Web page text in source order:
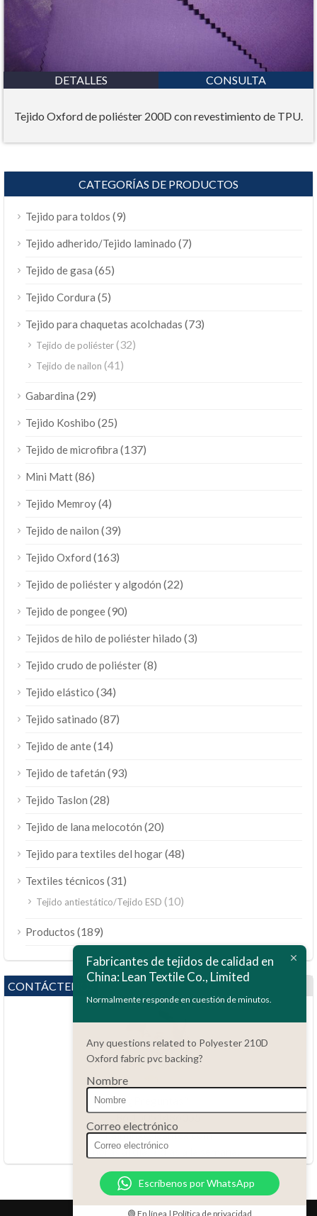
DETALLES CONSULTA
Tejido Oxford de poliéster 200D con revestimiento de TPU.
CATEGORÍAS DE PRODUCTOS
Tejido para toldos (9)
Tejido adherido/Tejido laminado (7)
Tejido de gasa (65)
Tejido Cordura (5)
Tejido para chaquetas acolchadas (73)
Tejido de poliéster(32)
Tejido de nailon (41)
Gabardina (29)
Tejido Koshibo (25)
Tejido de microfibra (137)
Mini Matt(86)
Tejido Memroy(4)
Tejido de nailon (39)
Tejido Oxford (163)
Tejido de poliéster y algodón (22)
Tejido de pongee(90)
Tejidos de hilo de poliéster hilado (3)
Tejido crudo de poliéster(8)
Tejido elástico (34)
Tejido satinado (87)
Tejido de ante(14)
Tejido de tafetán (93)
Tejido Taslon (28)
Tejido de lana melocotón (20)
Tejido para textiles del hogar(48)
Textiles técnicos (31)
Tejido antiestático/Tejido ESD (10)
Productos (189)
CONTÁCTENOS
86.15051486055
haiming@leantex.com
24 horas al día, 7 días a la semana.
Fabricantes de tejidos de calidad en
China: Lean Textile Co., Limited
Normalmente responde en cuestión de minutos.
Any questions related to Polyester 210D
Oxford fabric pvc backing?
Nombre
Correo electrónico
Escríbenos por WhatsApp
🟢 En línea | Política de privacidad
Français
Português do Brasil
Русский
Tiếng Việt
العربية
Bahasa Indonesia
Polski
Bahasa Melayu
ไทย